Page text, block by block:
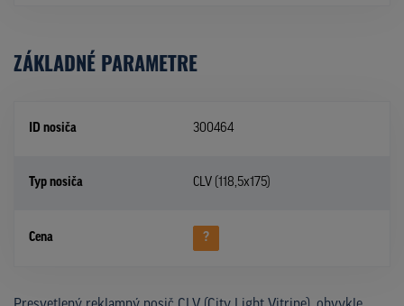
ZÁKLADNÉ PARAMETRE
ID nosiča 300464
Typ nosiča CLV (118,5x175)
Cena ?